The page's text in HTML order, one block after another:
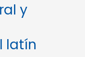
y
latín